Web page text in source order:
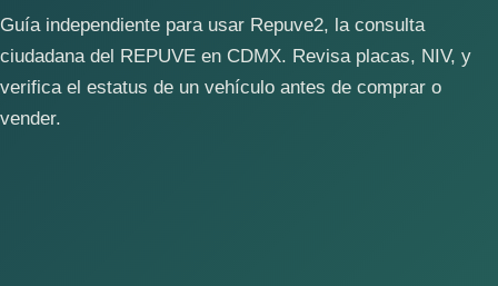
Guía independiente para usar Repuve2, la consulta
ciudadana del REPUVE en CDMX. Revisa placas, NIV, y
verifica el estatus de un vehículo antes de comprar o
vender.